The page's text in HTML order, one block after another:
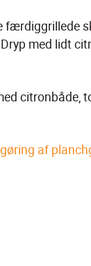
færdiggrillede
med lidt
citronbåde,
af